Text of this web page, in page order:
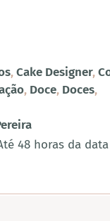
,Cake Designer,
, Doce, Doces,
48 horas da